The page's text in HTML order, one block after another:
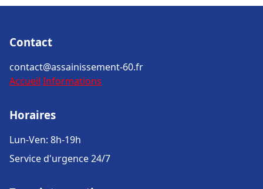
Contact
contact@assainissement-60.fr
Accueil Informations
Horaires
Lun-Ven: 8h-19h
Service d'urgence 24/7